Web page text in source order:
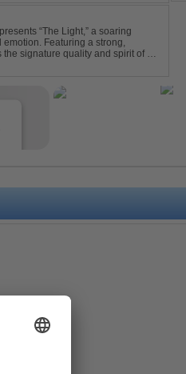
“The Light,” a soaring
Featuring a strong,
signature quality and spirit of a